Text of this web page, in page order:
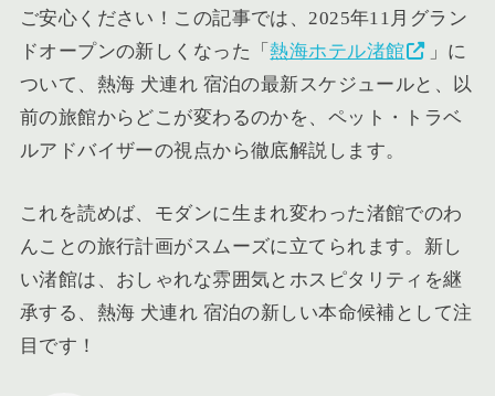
ご安心ください！この記事では、2025年11月グラン
ドオープンの新しくなった「熱海ホテル渚館
」に
ついて、熱海 犬連れ 宿泊の最新スケジュールと、以
前の旅館からどこが変わるのかを、ペット・トラベ
ルアドバイザーの視点から徹底解説します。
これを読めば、モダンに生まれ変わった渚館でのわ
んことの旅行計画がスムーズに立てられます。新し
い渚館は、おしゃれな雰囲気とホスピタリティを継
承する、熱海 犬連れ 宿泊の新しい本命候補として注
目です！